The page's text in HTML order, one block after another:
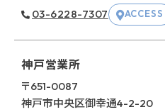
03-6228-7307
ACCESS
神戸営業所
〒651-0087
神戸市中央区御幸通4-2-20